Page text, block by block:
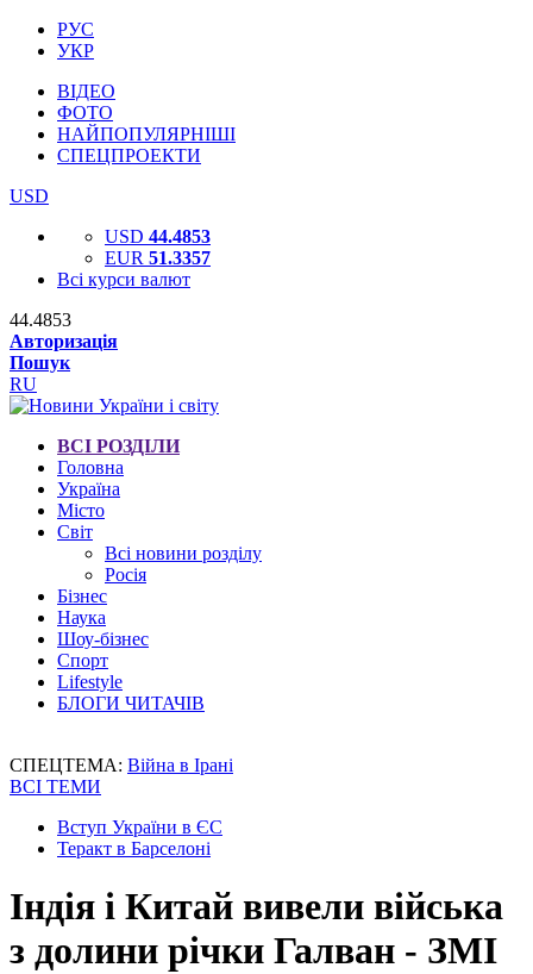
РУС
УКР
ВІДЕО
ФОТО
НАЙПОПУЛЯРНІШІ
СПЕЦПРОЕКТИ
USD
USD 44.4853
EUR 51.3357
Всі курси валют
44.4853
Авторизація
Пошук
RU
ВСІ РОЗДІЛИ
Головна
Україна
Місто
Світ
Всі новини розділу
Росія
Бізнес
Наука
Шоу-бізнес
Спорт
Lifestyle
БЛОГИ ЧИТАЧІВ
СПЕЦТЕМА: Війна в Ірані
ВСІ ТЕМИ
Вступ України в ЄС
Теракт в Барселоні
Індія і Китай вивели війська
з долини річки Галван - ЗМІ